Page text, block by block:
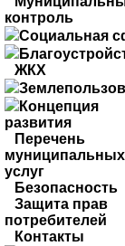
контроль
Социальная
ЖКХ
Концепция
развития
Перечень
муниципальных
услуг
Безопасность
Защита прав
потребителей
Контакты